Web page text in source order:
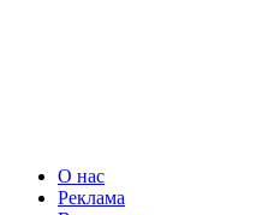
О нас
Реклама